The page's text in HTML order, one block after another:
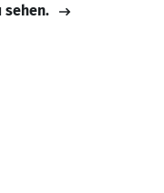
sehen.